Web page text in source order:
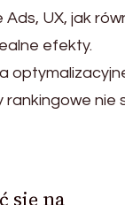
UX, jak
efekty.
nie
się na